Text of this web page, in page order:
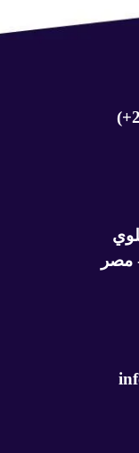
مصر